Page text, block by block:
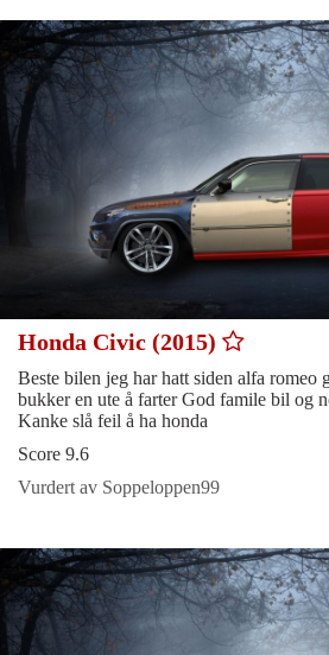
Honda Civic (2015)
Beste bilen jeg har hatt siden alfa romeo
bukker en ute å farter God famile bil og
Kanke slå feil å ha honda
Score 9.6
Vurdert av Soppeloppen99